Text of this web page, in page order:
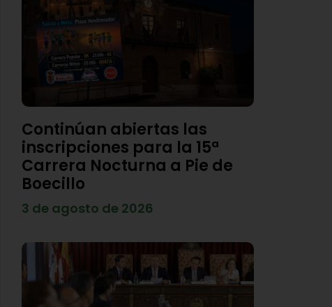
Continúan abiertas las
inscripciones para la 15ª
Carrera Nocturna a Pie de
Boecillo
3 de agosto de 2026